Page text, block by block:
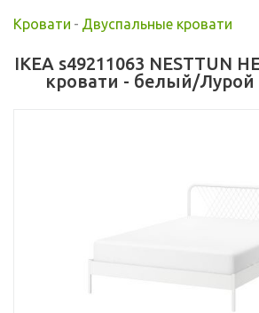
Кровати - Двуспальные кровати
IKEA s49211063 NESTTUN
кровати - белый/Лурой